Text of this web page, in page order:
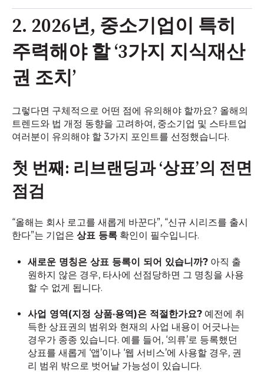
2. 2026년, 중소기업이 특히
주력해야 할 ‘3가지 지식재산
권 조치’
그렇다면 구체적으로 어떤 점에 유의해야 할까요? 올해의
트렌드와 법 개정 동향을 고려하여, 중소기업 및 스타트업
여러분이 유의해야 할 3가지 포인트를 선정했습니다.
첫 번째: 리브랜딩과 ‘상표’의 전면
점검
“올해는 회사 로고를 새롭게 바꾼다”, “신규 시리즈를 출시
한다”는 기업은 상표 등록 확인이 필수입니다.
새로운 명칭은 상표 등록이 되어 있습니까? 아직 출
원하지 않은 경우, 타사에 선점당하면 그 명칭을 사용
할 수 없게 됩니다.
사업 영역(지정 상품·용역)은 적절한가요? 예전에 취
득한 상표권의 범위와 현재의 사업 내용이 어긋나는
경우가 종종 있습니다. 예를 들어, ‘의류’로 등록했던
상표를 새롭게 ‘앱’이나 ‘웹 서비스’에 사용할 경우, 권
리 범위 밖으로 벗어날 가능성이 있습니다.